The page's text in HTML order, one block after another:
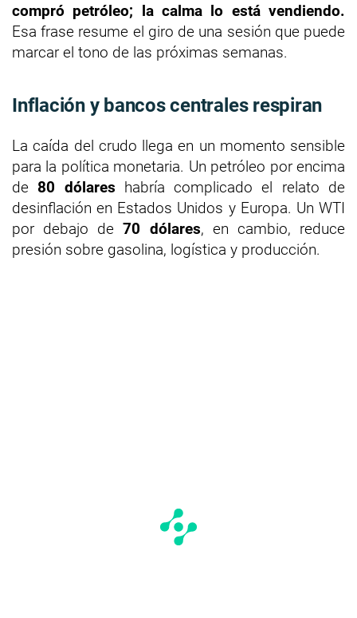
compró petróleo; la calma lo está vendiendo.
Esa frase resume el giro de una sesión que puede
marcar el tono de las próximas semanas.
Inflación y bancos centrales respiran
La caída del crudo llega en un momento sensible
para la política monetaria. Un petróleo por encima
de80 dólares habría complicado el relato de
desinflación en Estados Unidos y Europa. Un WTI
por debajo de70 dólares, en cambio, reduce
presión sobre gasolina, logística y producción.